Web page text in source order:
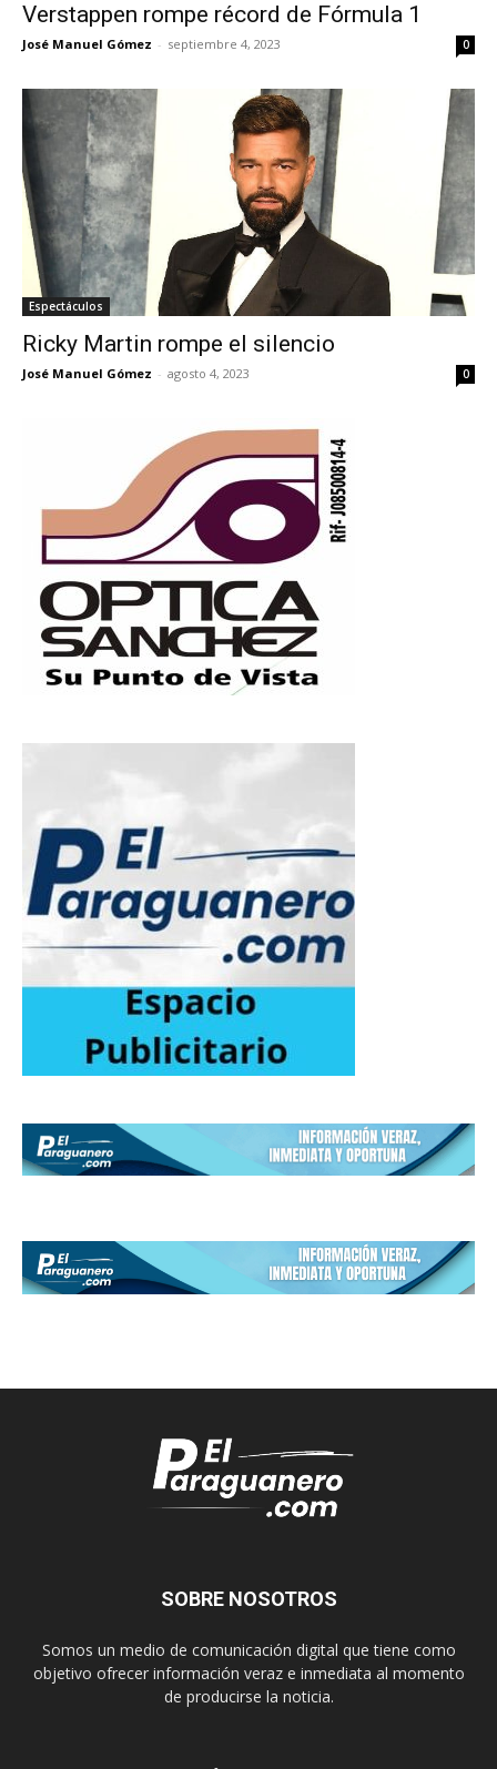
Verstappen rompe récord de Fórmula 1
José Manuel Gómez - septiembre 4, 2023 0
Espectáculos
Ricky Martin rompe el silencio
José Manuel Gómez - agosto 4, 2023 0
SOBRE NOSOTROS
Somos un medio de comunicación digital que tiene como
objetivo ofrecer información veraz e inmediata al momento
de producirse la noticia.